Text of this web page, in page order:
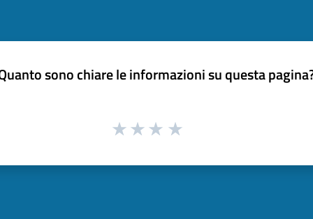
sono chiare le informazioni su questa